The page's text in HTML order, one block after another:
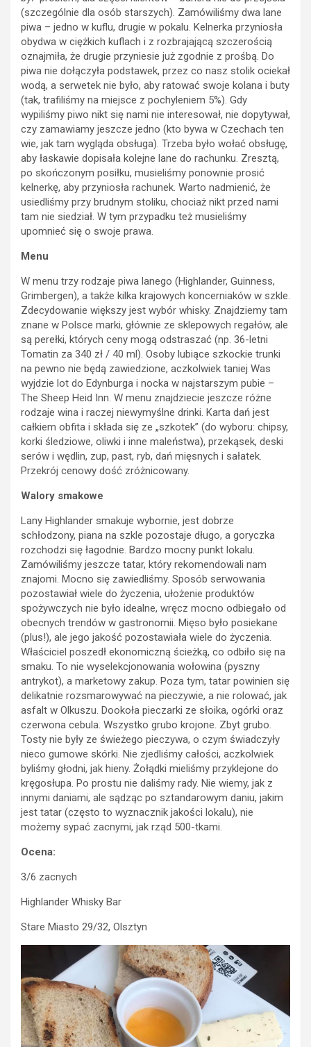
(szczególnie dla osób starszych). Zamówiliśmy dwa lane
piwa – jedno w kuflu, drugie w pokalu. Kelnerka przyniosła
obydwa w ciężkich kuflach i z rozbrajającą szczerością
oznajmiła, że drugie przyniesie już zgodnie z prośbą. Do
piwa nie dołączyła podstawek, przez co nasz stolik ociekał
wodą, a serwetek nie było, aby ratować swoje kolana i buty
(tak, trafiliśmy na miejsce z pochyleniem 5%). Gdy
wypiliśmy piwo nikt się nami nie interesował, nie dopytywał,
czy zamawiamy jeszcze jedno (kto bywa w Czechach ten
wie, jak tam wygląda obsługa). Trzeba było wołać obsługę,
aby łaskawie dopisała kolejne lane do rachunku. Zresztą,
po skończonym posiłku, musieliśmy ponownie prosić
kelnerkę, aby przyniosła rachunek. Warto nadmienić, że
usiedliśmy przy brudnym stoliku, chociaż nikt przed nami
tam nie siedział. W tym przypadku też musieliśmy
upomnieć się o swoje prawa.
Menu
W menu trzy rodzaje piwa lanego (Highlander, Guinness,
Grimbergen), a także kilka krajowych koncerniaków w szkle.
Zdecydowanie większy jest wybór whisky. Znajdziemy tam
znane w Polsce marki, głównie ze sklepowych regałów, ale
są perełki, których ceny mogą odstraszać (np. 36-letni
Tomatin za 340 zł / 40 ml). Osoby lubiące szkockie trunki
na pewno nie będą zawiedzione, aczkolwiek taniej Was
wyjdzie lot do Edynburga i nocka w najstarszym pubie –
The Sheep Heid Inn. W menu znajdziecie jeszcze różne
rodzaje wina i raczej niewymyślne drinki. Karta dań jest
całkiem obfita i składa się ze „szkotek” (do wyboru: chipsy,
korki śledziowe, oliwki i inne maleństwa), przekąsek, deski
serów i wędlin, zup, past, ryb, dań mięsnych i sałatek.
Przekrój cenowy dość zróżnicowany.
Walory smakowe
Lany Highlander smakuje wybornie, jest dobrze
schłodzony, piana na szkle pozostaje długo, a goryczka
rozchodzi się łagodnie. Bardzo mocny punkt lokalu.
Zamówiliśmy jeszcze tatar, który rekomendowali nam
znajomi. Mocno się zawiedliśmy. Sposób serwowania
pozostawiał wiele do życzenia, ułożenie produktów
spożywczych nie było idealne, wręcz mocno odbiegało od
obecnych trendów w gastronomii. Mięso było posiekane
(plus!), ale jego jakość pozostawiała wiele do życzenia.
Właściciel poszedł ekonomiczną ścieżką, co odbiło się na
smaku. To nie wyselekcjonowania wołowina (pyszny
antrykot), a marketowy zakup. Poza tym, tatar powinien się
delikatnie rozsmarowywać na pieczywie, a nie rolować, jak
asfalt w Olkuszu. Dookoła pieczarki ze słoika, ogórki oraz
czerwona cebula. Wszystko grubo krojone. Zbyt grubo.
Tosty nie były ze świeżego pieczywa, o czym świadczyły
nieco gumowe skórki. Nie zjedliśmy całości, aczkolwiek
byliśmy głodni, jak hieny. Żołądki mieliśmy przyklejone do
kręgosłupa. Po prostu nie daliśmy rady. Nie wiemy, jak z
innymi daniami, ale sądząc po sztandarowym daniu, jakim
jest tatar (często to wyznacznik jakości lokalu), nie
możemy sypać zacnymi, jak rząd 500-tkami.
Ocena:
3/6 zacnych
Highlander Whisky Bar
Stare Miasto 29/32, Olsztyn